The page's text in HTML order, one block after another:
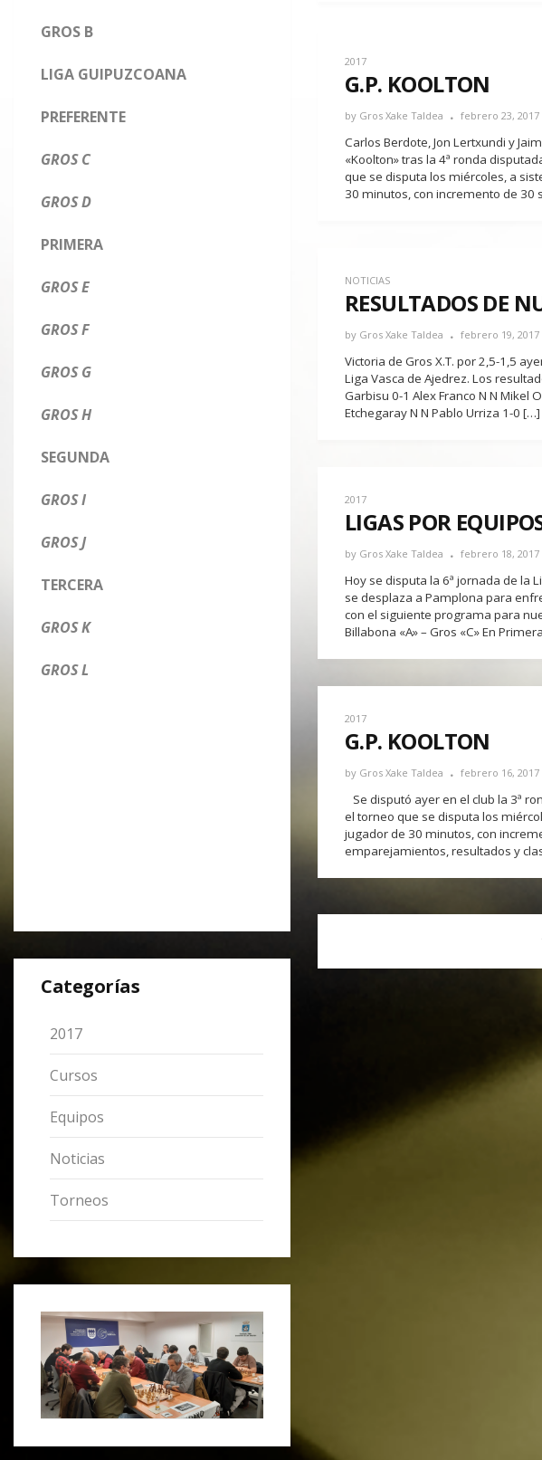
GROS B
LIGA GUIPUZCOANA
PREFERENTE
GROS C
GROS D
PRIMERA
GROS E
GROS F
GROS G
GROS H
SEGUNDA
GROS I
GROS J
TERCERA
GROS K
GROS L
Categorías
2017
Cursos
Equipos
Noticias
Torneos
2017
G.P. KOOLTON
by Gros Xake Taldea febrero 23, 2017
Carlos Berdote, Jon Lertxundi y
«Koolton» tras la 4ª ronda
que se disputa los miércoles, a
30 minutos, con incremento de 30
NOTICIAS
RESULTADOS DE
by Gros Xake Taldea febrero 19, 2017
Victoria de Gros X.T. por 2,5-1,5
Liga Vasca de Ajedrez. Los
Garbisu 0-1 Alex Franco N N Mikel
Etchegaray N N Pablo Urriza 1-0 […]
2017
LIGAS POR
by Gros Xake Taldea febrero 18, 2017
Hoy se disputa la 6ª jornada de la
se desplaza a Pamplona para
con el siguiente programa para
Billabona «A» – Gros «C» En
2017
G.P. KOOLTON
by Gros Xake Taldea febrero 16, 2017
Se disputó ayer en el club la 3ª
el torneo que se disputa los
jugador de 30 minutos, con
emparejamientos, resultados y